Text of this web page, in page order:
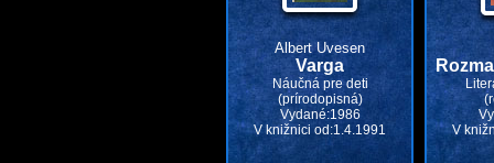
Albert Uvesen
Varga
Náučná pre deti
(prírodopisná)
Vydané:1986
V knižnici od:1.4.1991
V